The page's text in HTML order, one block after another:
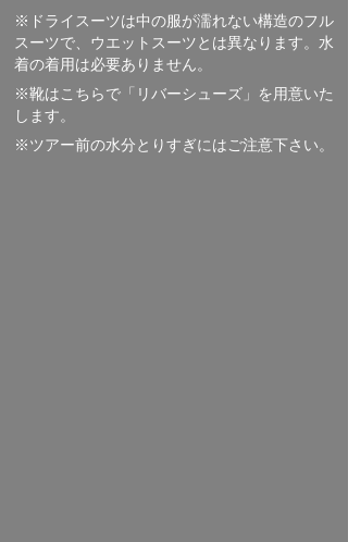
※ドライスーツは中の服が濡れない構造のフル
スーツで、 ウエットスーツとは異なります。水
着の着用は必要ありません。
※靴はこちらで「リバーシューズ」を用意いた
します。
​※ツアー前の水分とりすぎにはご注意下さい。